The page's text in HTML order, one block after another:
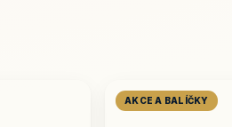
AKCE A BALÍČKY